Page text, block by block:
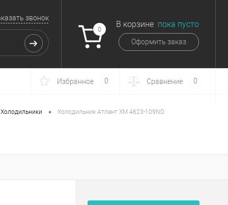
звонок
0
В корзине пока пусто
Оформить заказ
Избранное 0 Сравнение 0
Холодильники • Холодильник Атлант ХM 4623-109ND